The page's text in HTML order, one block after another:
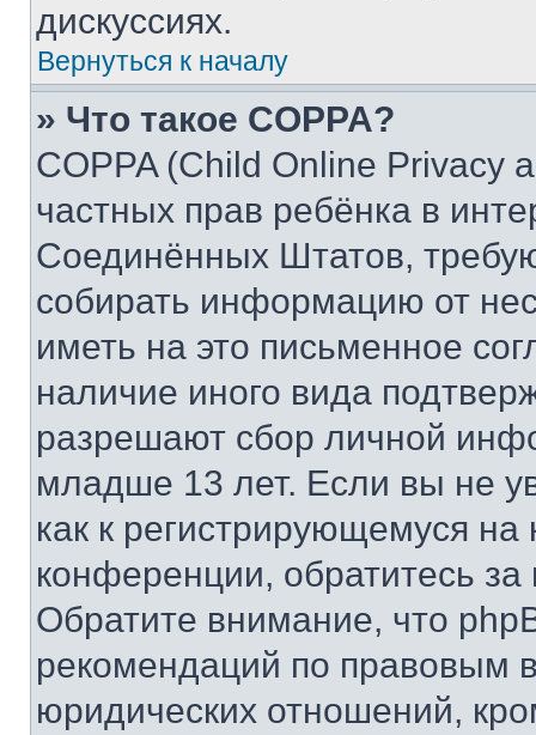
дискуссиях.
Вернуться к началу
» Что такое COPPA?
COPPA (Child Online Privacy
частных прав ребёнка в
Соединённых Штатов,
собирать информацию от
иметь на это письменное
наличие иного вида
разрешают сбор личной
младше 13 лет. Если вы не
как к регистрирующемуся
конференции, обратитесь
Обратите внимание, что
рекомендаций по правовым
юридических отношений,